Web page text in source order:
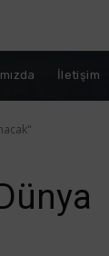
İletişim